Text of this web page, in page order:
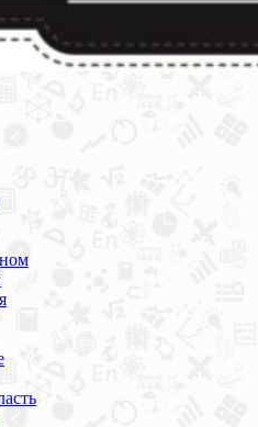
МЦКО, СтатГрад, КДР, ВОШ,